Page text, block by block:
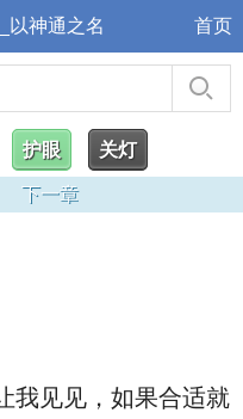
以神通之名 首页
护眼 关灯
下一章
我见见，如果合适就